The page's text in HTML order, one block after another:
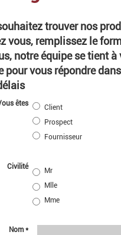
trouver nos
vous, remplissez le
notre équipe se tient à
pour vous répondre
êtes
Client
Prospect
Fournisseur
Civilité
Mr
Mlle
Mme
Nom *